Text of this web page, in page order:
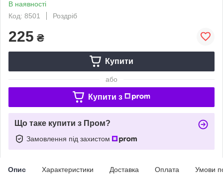
В наявності
Код: 8501
Роздріб
225 ₴
Купити
або
Купити з
Що таке купити з Пром?
Замовлення під захистом
Опис Характеристики Доставка Оплата Умови